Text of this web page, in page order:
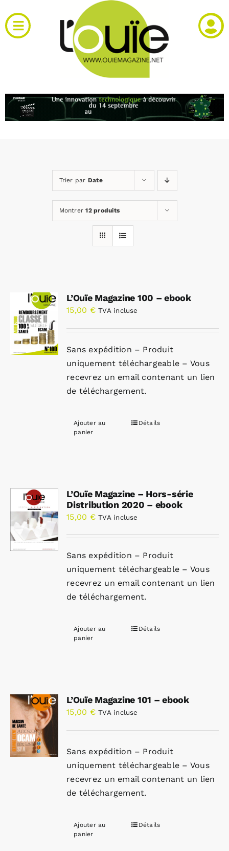
au
contenu
Toggle
Navigation
RH et emploi
Annonces emploi
Trier par Date
Montrer12 produits
L’Ouïe Magazine 100 – ebook
15,00 € TVA incluse
Sans expédition – Produit
uniquement téléchargeable – Vous
recevrez un email contenant un lien
de téléchargement.
Ajouter au
panier
Détails
L’Ouïe Magazine – Hors-série
Distribution 2020 – ebook
15,00 € TVA incluse
Sans expédition – Produit
uniquement téléchargeable – Vous
recevrez un email contenant un lien
de téléchargement.
Ajouter au
panier
Détails
L’Ouïe Magazine 101 – ebook
15,00 € TVA incluse
Sans expédition – Produit
uniquement téléchargeable – Vous
recevrez un email contenant un lien
de téléchargement.
Ajouter au
panier
Détails